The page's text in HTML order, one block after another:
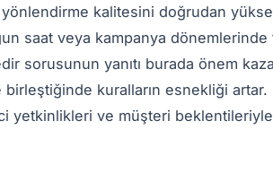
yönlendirme kalitesini doğrudan
saat veya kampanya dönemlerinde
sorusunun yanıtı burada önem
birleştiğinde kuralların esnekliği
yetkinlikleri ve müşteri